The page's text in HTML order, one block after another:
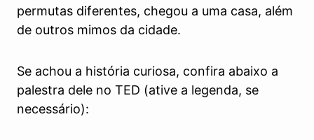
permutas diferentes, chegou a uma casa, além
de outros mimos da cidade.
Se achou a história curiosa, confira abaixo a
palestra dele no TED (ative a legenda, se
necessário):